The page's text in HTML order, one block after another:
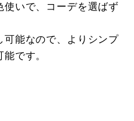
使いで、コーデを選ばず
可能なので、よりシンプ
です。